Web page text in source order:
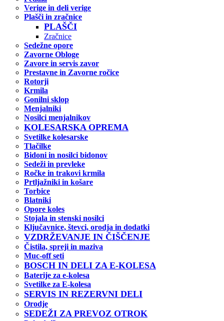
Verige in deli verige
Plašči in zračnice
PLAŠČI
Zračnice
Sedežne opore
Zavorne Obloge
Zavore in servis zavor
Prestavne in Zavorne ročice
Rotorji
Krmila
Gonilni sklop
Menjalniki
Nosilci menjalnikov
KOLESARSKA OPREMA
Svetilke kolesarske
Tlačilke
Bidoni in nosilci bidonov
Sedeži in prevleke
Ročke in trakovi krmila
Prtljažniki in košare
Torbice
Blatniki
Opore koles
Stojala in stenski nosilci
Ključavnice, števci, orodja in dodatki
VZDRŽEVANJE IN ČIŠČENJE
Čistila, spreji in maziva
Muc-off seti
BOSCH IN DELI ZA E-KOLESA
Baterije za e-kolesa
Svetilke za E-kolesa
SERVIS IN REZERVNI DELI
Orodje
SEDEŽI ZA PREVOZ OTROK